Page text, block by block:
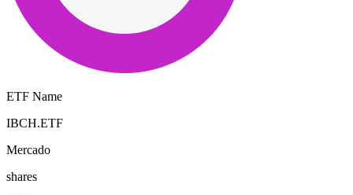
ETF Name
IBCH.ETF
Mercado
shares